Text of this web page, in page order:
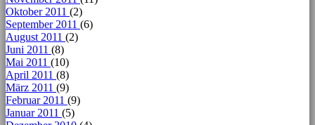
Oktober 2011 (2)
September 2011 (6)
August 2011 (2)
Juni 2011 (8)
Mai 2011 (10)
April 2011 (8)
März 2011 (9)
Februar 2011 (9)
Januar 2011 (5)